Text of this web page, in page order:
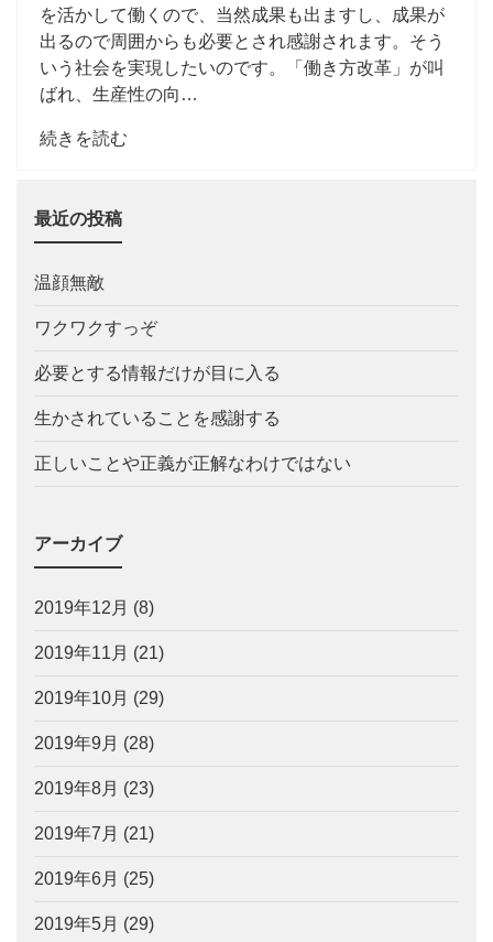
を活かして働くので、当然成果も出ますし、成果が
出るので周囲からも必要とされ感謝されます。そう
いう社会を実現したいのです。「働き方改革」が叫
ばれ、生産性の向…
続きを読む
最近の投稿
温顔無敵
ワクワクすっぞ
必要とする情報だけが目に入る
生かされていることを感謝する
正しいことや正義が正解なわけではない
アーカイブ
2019年12月 (8)
2019年11月 (21)
2019年10月 (29)
2019年9月 (28)
2019年8月 (23)
2019年7月 (21)
2019年6月 (25)
2019年5月 (29)